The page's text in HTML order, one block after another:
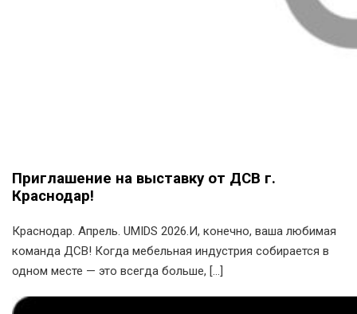
Приглашение на выставку от ДСВ г.
Краснодар!
Краснодар. Апрель. UMIDS 2026.И, конечно, ваша любимая
команда ДСВ! Когда мебельная индустрия собирается в
одном месте — это всегда больше, […]